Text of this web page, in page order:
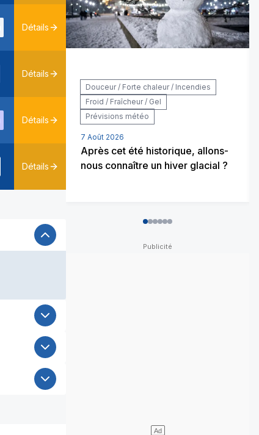
Détails
Détails
Détails
Détails
Douceur / Forte chaleur / Incendies
Froid / Fraîcheur / Gel
Prévisions météo
7 Août 2026
Après cet été historique, allons-
nous connaître un hiver glacial ?